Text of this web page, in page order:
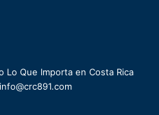
Lo Que Importa en Costa Rica